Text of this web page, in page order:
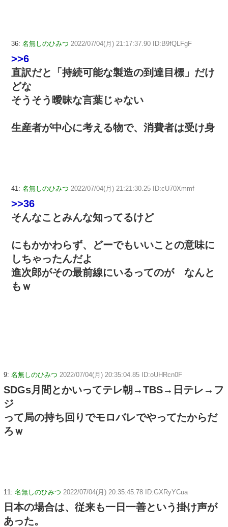
36: 名無しのひみつ 2022/07/04(月) 21:17:37.90 ID:B9fQLFgF
>>6
直訳だと「持続可能な製造の到達目標」だけ
どな
そうそう曖昧な言葉じゃない
生産者が中心に考える物で、消費者は受け身
41: 名無しのひみつ 2022/07/04(月) 21:21:30.25 ID:cU70Xmmf
>>36
そんなことみんな知ってるけど
にもかかわらず、どーでもいいことの意味に
しちゃったんだよ
進次郎がその最前線にいるってのが なんと
もｗ
9: 名無しのひみつ 2022/07/04(月) 20:35:04.85 ID:oUHRcn0F
SDGs月間とかいってテレ朝→TBS→日テレ→フ
ジ
って局の持ち回りでモロバレでやってたからだ
ろｗ
11: 名無しのひみつ 2022/07/04(月) 20:35:45.78 ID:GXRyYCua
日本の場合は、従来も一日一善という掛け声が
あった。